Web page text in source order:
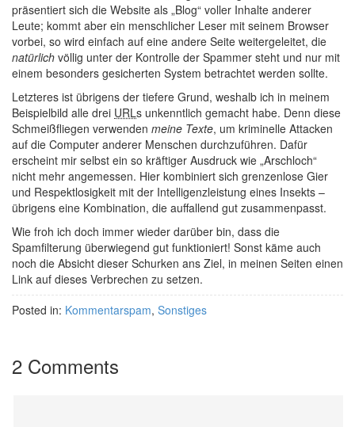
präsentiert sich die Website als „Blog“ voller Inhalte anderer
Leute; kommt aber ein menschlicher Leser mit seinem Browser
vorbei, so wird einfach auf eine andere Seite weitergeleitet, die
natürlich völlig unter der Kontrolle der Spammer steht und nur mit
einem besonders gesicherten System betrachtet werden sollte.
Letzteres ist übrigens der tiefere Grund, weshalb ich in meinem
Beispielbild alle drei URLs unkenntlich gemacht habe. Denn diese
Schmeißfliegen verwenden meine Texte, um kriminelle Attacken
auf die Computer anderer Menschen durchzuführen. Dafür
erscheint mir selbst ein so kräftiger Ausdruck wie „Arschloch“
nicht mehr angemessen. Hier kombiniert sich grenzenlose Gier
und Respektlosigkeit mit der Intelligenzleistung eines Insekts –
übrigens eine Kombination, die auffallend gut zusammenpasst.
Wie froh ich doch immer wieder darüber bin, dass die
Spamfilterung überwiegend gut funktioniert! Sonst käme auch
noch die Absicht dieser Schurken ans Ziel, in meinen Seiten einen
Link auf dieses Verbrechen zu setzen.
Posted in: Kommentarspam, Sonstiges
2 Comments